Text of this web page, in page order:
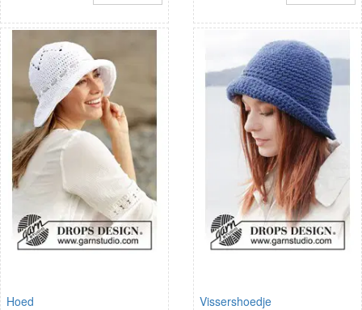
Hoed Vissershoedje